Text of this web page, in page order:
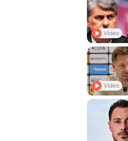
Video
Video